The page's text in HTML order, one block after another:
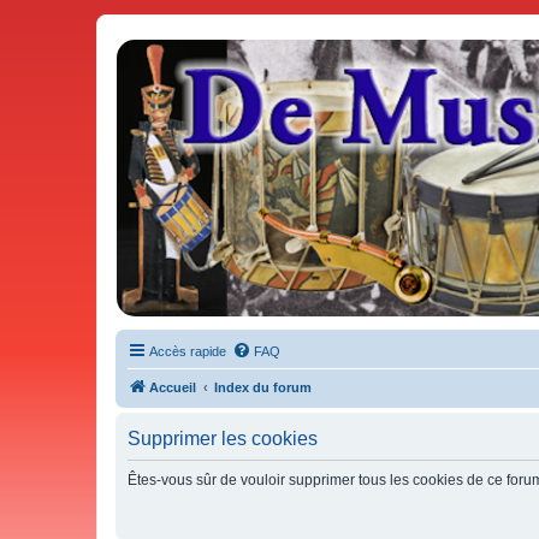
De Musicae Militari - Forums
Forums de discussions
Accès rapide FAQ
Accueil Index du forum
Supprimer les cookies
Êtes-vous sûr de vouloir supprimer tous les cookies de ce